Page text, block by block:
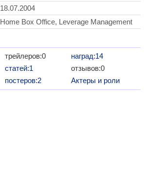
18.07.2004
Home Box Office, Leverage Management
трейлеров:0
статей:1
постеров:2
наград:14
отзывов:0
Актеры и роли